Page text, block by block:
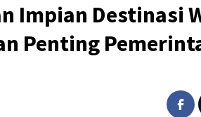
Impian Destinasi
Penting